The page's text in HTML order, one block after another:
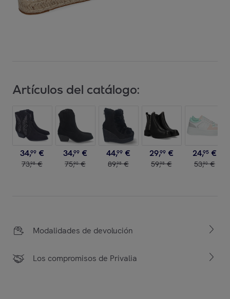
Artículos del catálogo:
34,99 €
73,98 €
34,99 €
75,90 €
44,99 €
89,98 €
29,99 €
59,98 €
24,95 €
53,90 €
Modalidades de devolución
Los compromisos de Privalia